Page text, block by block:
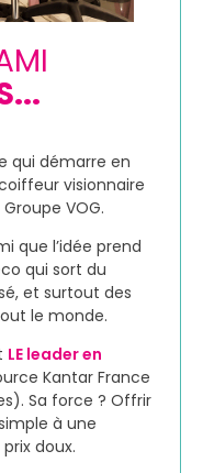
qui démarre en
visionnaire
VOG.
que l’idée prend
qui sort du
et surtout des
le monde.
LE leader en
Kantar France
Sa force ? Offrir
à une
doux.